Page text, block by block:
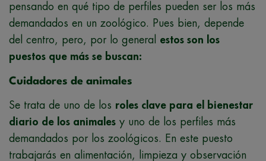
pensando en qué tipo de perfiles pueden ser los más
demandados en un zoológico. Pues bien, depende
del centro, pero, por lo general estos son los
puestos que más se buscan:
Cuidadores de animales
Se trata de uno de los roles clave para el bienestar
diario de los animales y uno de los perfiles más
demandados por los zoológicos. En este puesto
trabajarás en alimentación, limpieza y observación